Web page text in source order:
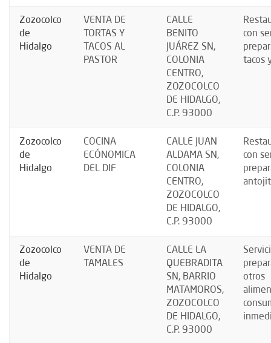
Zozocolco
de
Hidalgo
VENTA DE
TORTAS Y
TACOS AL
PASTOR
CALLE
BENITO
JUÁREZ SN,
COLONIA
CENTRO,
ZOZOCOLCO
DE HIDALGO,
C.P. 93000
con
tacos
Zozocolco
de
Hidalgo
COCINA
ECÓNOMICA
DEL DIF
CALLE JUAN
ALDAMA SN,
COLONIA
CENTRO,
ZOZOCOLCO
DE HIDALGO,
C.P. 93000
con
Zozocolco
de
Hidalgo
VENTA DE
TAMALES
CALLE LA
QUEBRADITA
SN, BARRIO
MATAMOROS,
ZOZOCOLCO
DE HIDALGO,
C.P. 93000
otros